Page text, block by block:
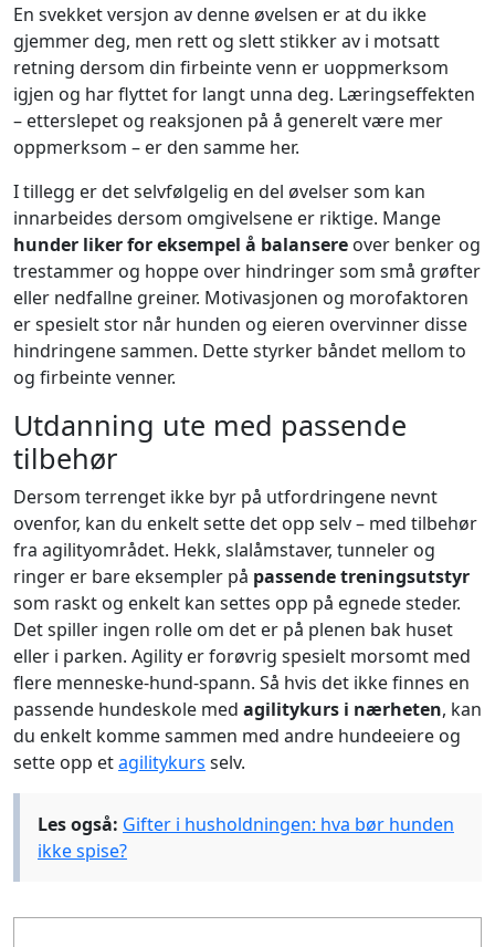
En svekket versjon av denne øvelsen er at du ikke
gjemmer deg, men rett og slett stikker av i motsatt
retning dersom din firbeinte venn er uoppmerksom
igjen og har flyttet for langt unna deg. Læringseffekten
– etterslepet og reaksjonen på å generelt være mer
oppmerksom – er den samme her.
I tillegg er det selvfølgelig en del øvelser som kan
innarbeides dersom omgivelsene er riktige. Mange
hunder liker for eksempel å balansere over benker og
trestammer og hoppe over hindringer som små grøfter
eller nedfallne greiner. Motivasjonen og morofaktoren
er spesielt stor når hunden og eieren overvinner disse
hindringene sammen. Dette styrker båndet mellom to
og firbeinte venner.
Utdanning ute med passende
tilbehør
Dersom terrenget ikke byr på utfordringene nevnt
ovenfor, kan du enkelt sette det opp selv – med tilbehør
fra agilityområdet. Hekk, slalåmstaver, tunneler og
ringer er bare eksempler på passende treningsutstyr
som raskt og enkelt kan settes opp på egnede steder.
Det spiller ingen rolle om det er på plenen bak huset
eller i parken. Agility er forøvrig spesielt morsomt med
flere menneske-hund-spann. Så hvis det ikke finnes en
passende hundeskole med agilitykurs i nærheten, kan
du enkelt komme sammen med andre hundeeiere og
sette opp etagilitykurs selv.
Les også: Gifter i husholdningen: hva bør hunden
ikke spise?